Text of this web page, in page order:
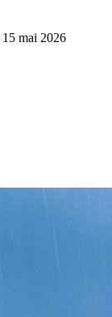
15 mai 2026